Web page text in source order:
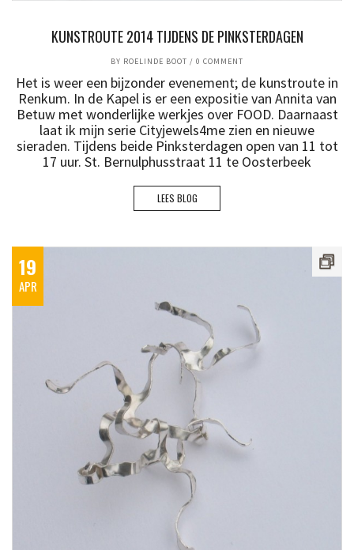
KUNSTROUTE 2014 TIJDENS DE PINKSTERDAGEN
BY ROELINDE BOOT / 0 COMMENT
Het is weer een bijzonder evenement; de kunstroute in
Renkum. In de Kapel is er een expositie van Annita van
Betuw met wonderlijke werkjes over FOOD. Daarnaast
laat ik mijn serie Cityjewels4me zien en nieuwe
sieraden. Tijdens beide Pinksterdagen open van 11 tot
17 uur. St. Bernulphusstraat 11 te Oosterbeek
LEES BLOG
19
APR